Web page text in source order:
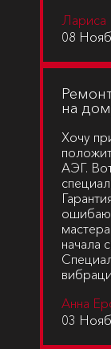
Лариса
08
на
Хочу
АЭГ.
начала
Анна
03